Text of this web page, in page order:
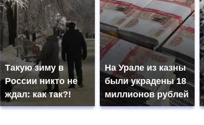
Такую зиму в
России никто не
ждал: как так?!
На Урале из казны
были украдены 18
миллионов рублей